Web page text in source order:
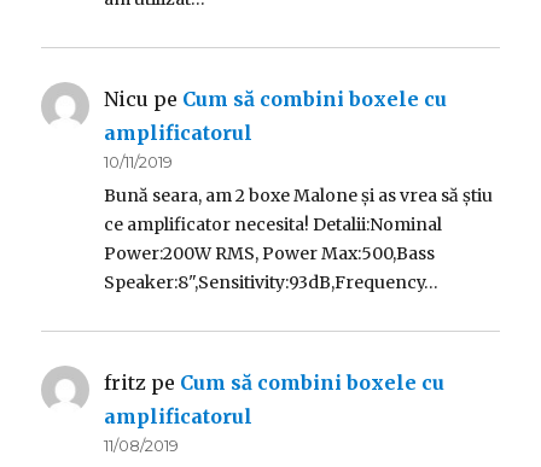
Nicu pe Cum să combini boxele cu
amplificatorul
10/11/2019
Bună seara, am 2 boxe Malone și as vrea să știu
ce amplificator necesita! Detalii:Nominal
Power:200W RMS, Power Max:500,Bass
Speaker:8",Sensitivity:93dB,Frequency…
fritz pe Cum să combini boxele cu
amplificatorul
11/08/2019